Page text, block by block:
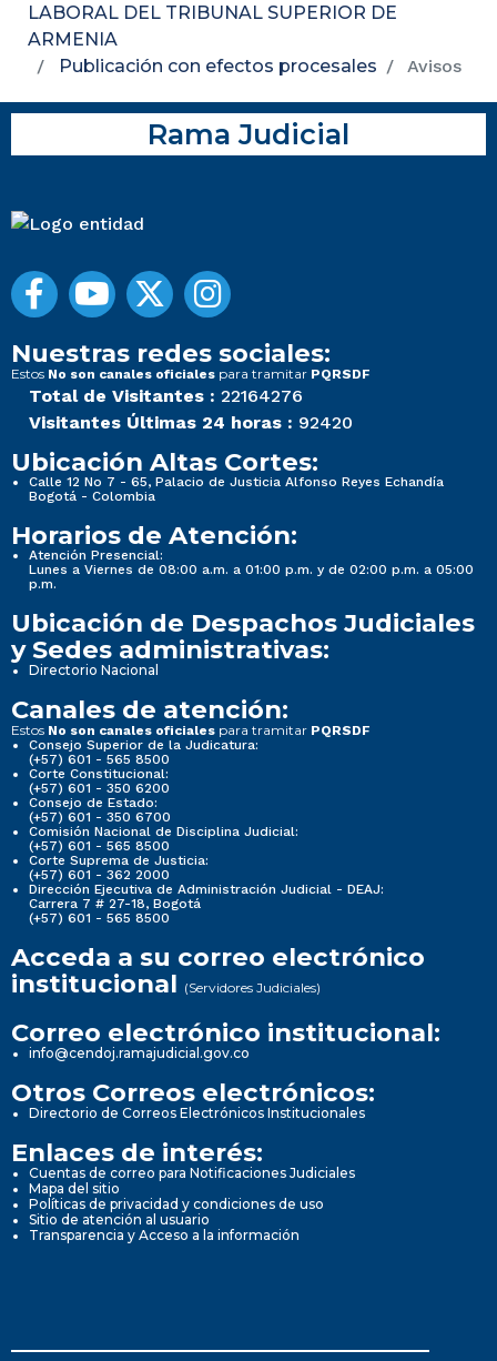
LABORAL DEL TRIBUNAL SUPERIOR DE
ARMENIA
Publicación con efectos procesales
Avisos
Rama Judicial
Nuestras redes sociales:
Estos No son canales oficiales para tramitar PQRSDF
Total de Visitantes : 22164276
Visitantes Últimas 24 horas : 92420
Ubicación Altas Cortes:
Calle 12 No 7 - 65, Palacio de Justicia Alfonso Reyes Echandía
Bogotá - Colombia
Horarios de Atención:
Atención Presencial:
Lunes a Viernes de 08:00 a.m. a 01:00 p.m. y de 02:00 p.m. a 05:00
p.m.
Ubicación de Despachos Judiciales
y Sedes administrativas:
Directorio Nacional
Canales de atención:
Estos No son canales oficiales para tramitar PQRSDF
Consejo Superior de la Judicatura:
(+57) 601 - 565 8500
Corte Constitucional:
(+57) 601 - 350 6200
Consejo de Estado:
(+57) 601 - 350 6700
Comisión Nacional de Disciplina Judicial:
(+57) 601 - 565 8500
Corte Suprema de Justicia:
(+57) 601 - 362 2000
Dirección Ejecutiva de Administración Judicial - DEAJ:
Carrera 7 # 27-18, Bogotá
(+57) 601 - 565 8500
Acceda a su correo electrónico
institucional (Servidores Judiciales)
Correo electrónico institucional:
info@cendoj.ramajudicial.gov.co
Otros Correos electrónicos:
Directorio de Correos Electrónicos Institucionales
Enlaces de interés:
Cuentas de correo para Notificaciones Judiciales
Mapa del sitio
Políticas de privacidad y condiciones de uso
Sitio de atención al usuario
Transparencia y Acceso a la información